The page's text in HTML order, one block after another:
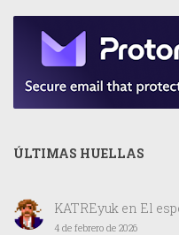
ÚLTIMAS HUELLAS
KATREyuken El
4 de febrero de 2026